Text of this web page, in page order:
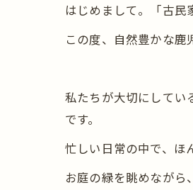
はじめまして。「古民
この度、自然豊かな鹿
私たちが大切にしてい
です。
忙しい日常の中で、ほ
お庭の緑を眺めながら